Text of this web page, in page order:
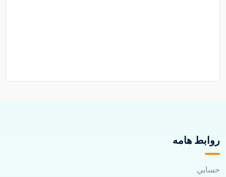
روابط هامه
حسابي